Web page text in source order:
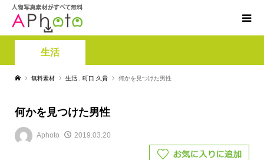
生活
無料素材 生活 町口 久貴 何かを見つけた男性
何かを見つけた男性
Aphoto 2019.03.20